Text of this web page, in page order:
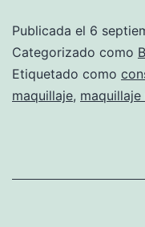
Publicada el 6
Categorizado como
Etiquetado como
maquillaje,